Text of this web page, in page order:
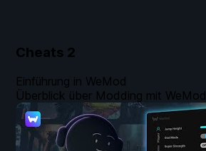
Cheats 2
Einführung in WeMod
Überblick über Modding mit WeMod